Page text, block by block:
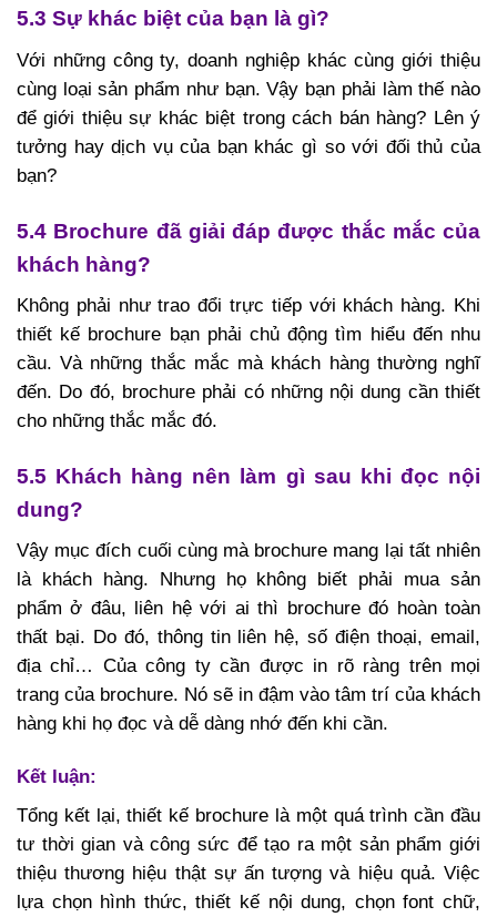
5.3 Sự khác biệt của bạn là gì?
Với những công ty, doanh nghiệp khác cùng giới thiệu
cùng loại sản phẩm như bạn. Vậy bạn phải làm thế nào
để giới thiệu sự khác biệt trong cách bán hàng? Lên ý
tưởng hay dịch vụ của bạn khác gì so với đối thủ của
bạn?
5.4 Brochure đã giải đáp được thắc mắc của
khách hàng?
Không phải như trao đổi trực tiếp với khách hàng. Khi
thiết kế brochure bạn phải chủ động tìm hiểu đến nhu
cầu. Và những thắc mắc mà khách hàng thường nghĩ
đến. Do đó, brochure phải có những nội dung cần thiết
cho những thắc mắc đó.
5.5 Khách hàng nên làm gì sau khi đọc nội
dung?
Vậy mục đích cuối cùng mà brochure mang lại tất nhiên
là khách hàng. Nhưng họ không biết phải mua sản
phẩm ở đâu, liên hệ với ai thì brochure đó hoàn toàn
thất bại. Do đó, thông tin liên hệ, số điện thoại, email,
địa chỉ… Của công ty cần được in rõ ràng trên mọi
trang của brochure. Nó sẽ in đậm vào tâm trí của khách
hàng khi họ đọc và dễ dàng nhớ đến khi cần.
Kết luận:
Tổng kết lại, thiết kế brochure là một quá trình cần đầu
tư thời gian và công sức để tạo ra một sản phẩm giới
thiệu thương hiệu thật sự ấn tượng và hiệu quả. Việc
lựa chọn hình thức, thiết kế nội dung, chọn font chữ,